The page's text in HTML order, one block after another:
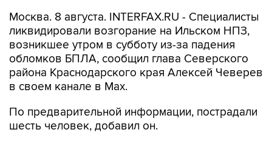
Москва. 8 августа. INTERFAX.RU - Специалисты
ликвидировали возгорание на Ильском НПЗ,
возникшее утром в субботу из-за падения
обломков БПЛА, сообщил глава Северского
района Краснодарского края Алексей Чеверев
в своем канале в Max.
По предварительной информации, пострадали
шесть человек, добавил он.